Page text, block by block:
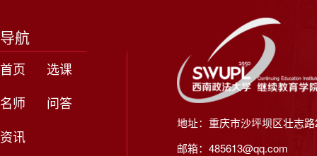
导航
首页
选课
名师
问答
资讯
地址：重庆市沙坪坝区壮志
邮箱：485613@qq.com